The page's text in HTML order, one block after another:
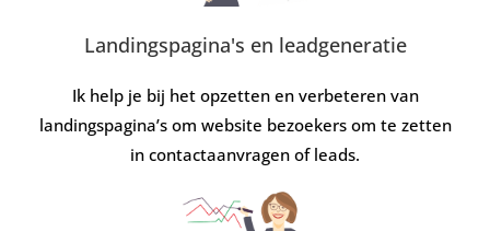
Landingspagina's en leadgeneratie
Ik help je bij het opzetten en verbeteren van
landingspagina’s om website bezoekers om te zetten
in contactaanvragen of leads.